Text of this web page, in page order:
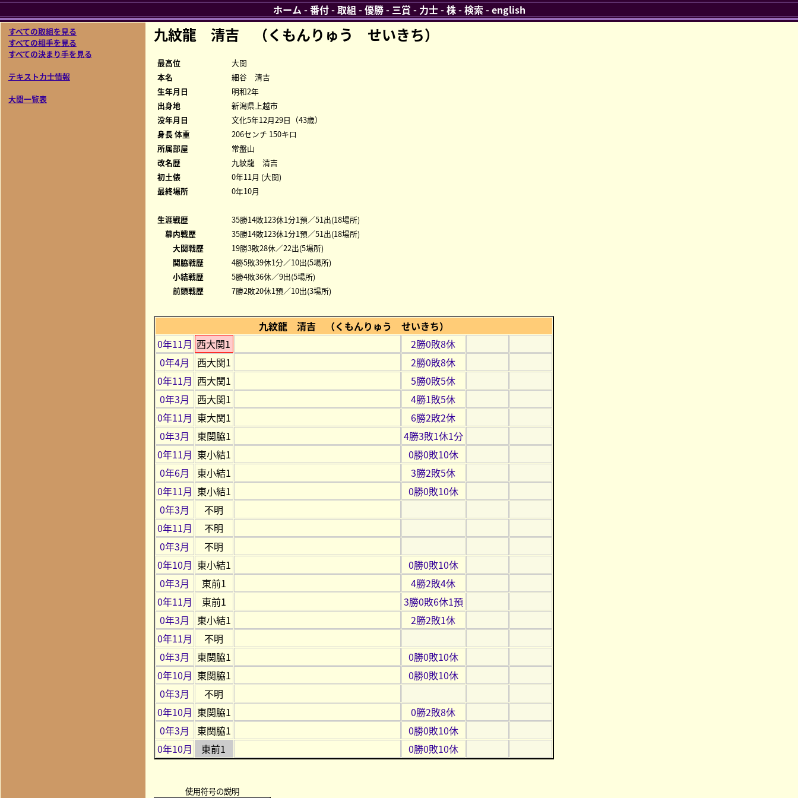
すべての取組を見る
すべての相手を見る
すべての決まり手を見る
テキスト力士情報
大関一覧表
九紋龍 清吉 （くもんりゅう せいきち）
最高位
大関
本名
細谷 清吉
生年月日
明和2年
出身地
新潟県上越市
没年月日
文化5年12月29日（43歳）
身長 体重
206センチ 150キロ
所属部屋
常盤山
改名歴
九紋龍 清吉
初土俵
0年11月 (大関)
最終場所
0年10月
生涯戦歴
35勝14敗123休1分1預／51出(18場所)
幕内戦歴
35勝14敗123休1分1預／51出(18場所)
大関戦歴
19勝3敗28休／22出(5場所)
関脇戦歴
4勝5敗39休1分／10出(5場所)
小結戦歴
5勝4敗36休／9出(5場所)
前頭戦歴
7勝2敗20休1預／10出(3場所)
九紋龍 清吉 （くもんりゅう せいきち）
0年11月 西大関1
2勝0敗8休
0年4月
西大関1
2勝0敗8休
0年11月 西大関1
5勝0敗5休
0年3月
西大関1
4勝1敗5休
0年11月 東大関1
6勝2敗2休
0年3月
東関脇1
4勝3敗1休1分
0年11月 東小結1
0勝0敗10休
0年6月
東小結1
3勝2敗5休
0年11月 東小結1
0勝0敗10休
0年3月
不明
0年11月
不明
0年3月
不明
0年10月 東小結1
0勝0敗10休
0年3月
東前1
4勝2敗4休
0年11月
東前1
3勝0敗6休1預
0年3月
東小結1
2勝2敗1休
0年11月
不明
0年3月
東関脇1
0勝0敗10休
0年10月 東関脇1
0勝0敗10休
0年3月
不明
0年10月 東関脇1
0勝2敗8休
0年3月
東関脇1
0勝0敗10休
0年10月
東前1 0勝0敗10休
使用符号の説明
ホーム -番付-取組 -優勝- 三賞 - 力士-株-検索 -english